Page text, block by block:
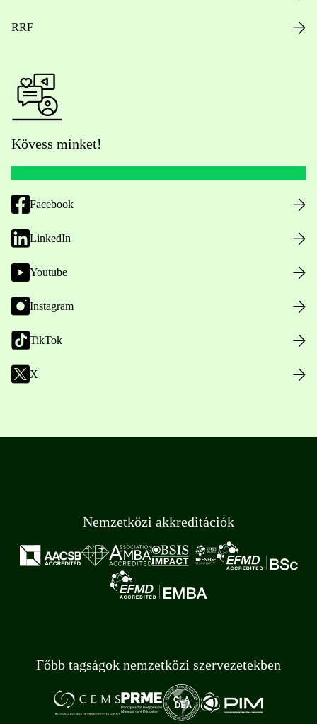
RRF
Kövess minket!
Facebook
LinkedIn
Youtube
Instagram
TikTok
X
Nemzetközi akkreditációk
Főbb tagságok nemzetközi szervezetekben